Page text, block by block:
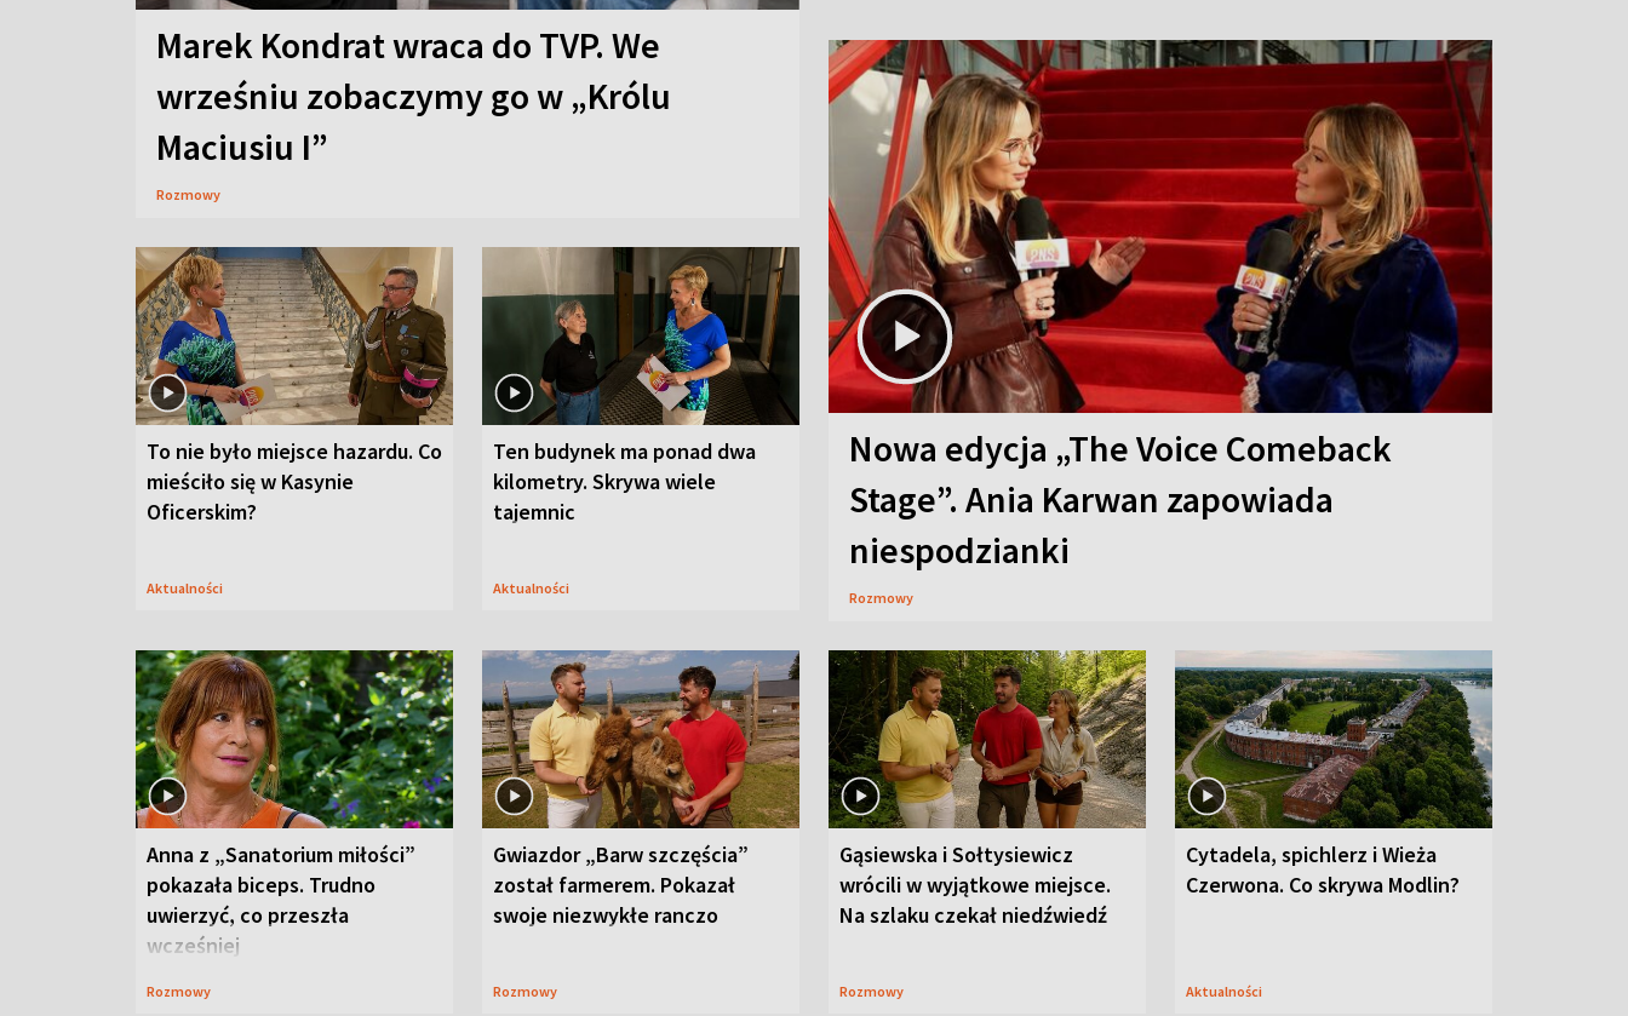
Marek Kondrat wraca do TVP. We
wrześniu zobaczymy go w „Królu
Maciusiu I”
Rozmowy
To nie było miejsce hazardu. Co
mieściło się w Kasynie
Oficerskim?
Aktualności
Ten budynek ma ponad dwa
kilometry. Skrywa wiele
tajemnic
Aktualności
Nowa edycja „The Voice Comeback
Stage”. Ania Karwan zapowiada
niespodzianki
Rozmowy
Anna z „Sanatorium miłości”
pokazała biceps. Trudno
uwierzyć, co przeszła
wcześniej
Rozmowy
Gwiazdor „Barw szczęścia”
został farmerem. Pokazał
swoje niezwykłe ranczo
Rozmowy
Gąsiewska i Sołtysiewicz
wrócili w wyjątkowe miejsce.
Na szlaku czekał niedźwiedź
Rozmowy
Cytadela, spichlerz i Wieża
Czerwona. Co skrywa Modlin?
Aktualności